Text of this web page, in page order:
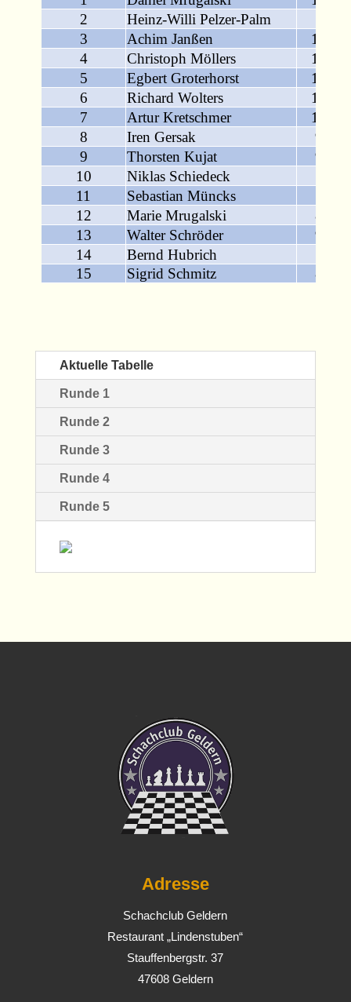
Aktuelle Tabelle
Runde 1
Runde 2
Runde 3
Runde 4
Runde 5
Adresse
Schachclub Geldern
Restaurant „Lindenstuben“
Stauffenbergstr. 37
47608 Geldern